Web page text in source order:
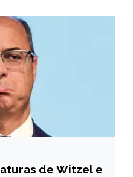
de Witzel e